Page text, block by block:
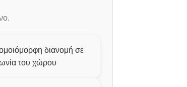
διανομή σε
του χώρου